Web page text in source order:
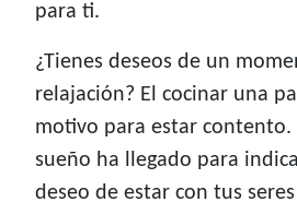
para ti.
¿Tienes deseos de un
relajación? El cocinar una
motivo para estar contento.
sueño ha llegado para
deseo de estar con tus